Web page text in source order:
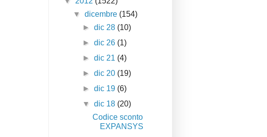
▼dicembre (154)
►dic 28 (10)
►dic 26 (1)
►dic 21 (4)
►dic 20 (19)
►dic 19 (6)
▼dic 18 (20)
Codice sconto
EXPANSYS